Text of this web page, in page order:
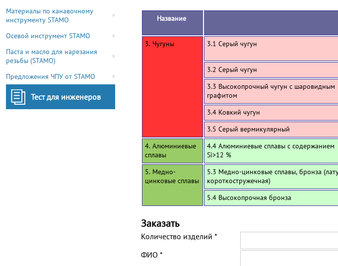
Материалы по канавочному
инструменту STAMO
Осевой инструмент STAMO
Паста и масло для нарезания
резьбы (STAMO)
Предложения ЧПУ от STAMO
Тест для инженеров
Название
3. Чугуны
3.1 Серый чугун
3.2 Серый чугун
3.3 Высокопрочный чугун с шаровидным
графитом
3.4 Ковкий чугун
3.5 Серый вермикулярный
4. Алюминиевые
сплавы
4.4 Алюминиевые сплавы с содержанием
Si>12 %
5. Медно-
цинковые сплавы
5.3 Медно-цинковые сплавы, бронза
короткостружечная)
5.4 Высокопрочная бронза
Заказать
Количество изделий *
ФИО *